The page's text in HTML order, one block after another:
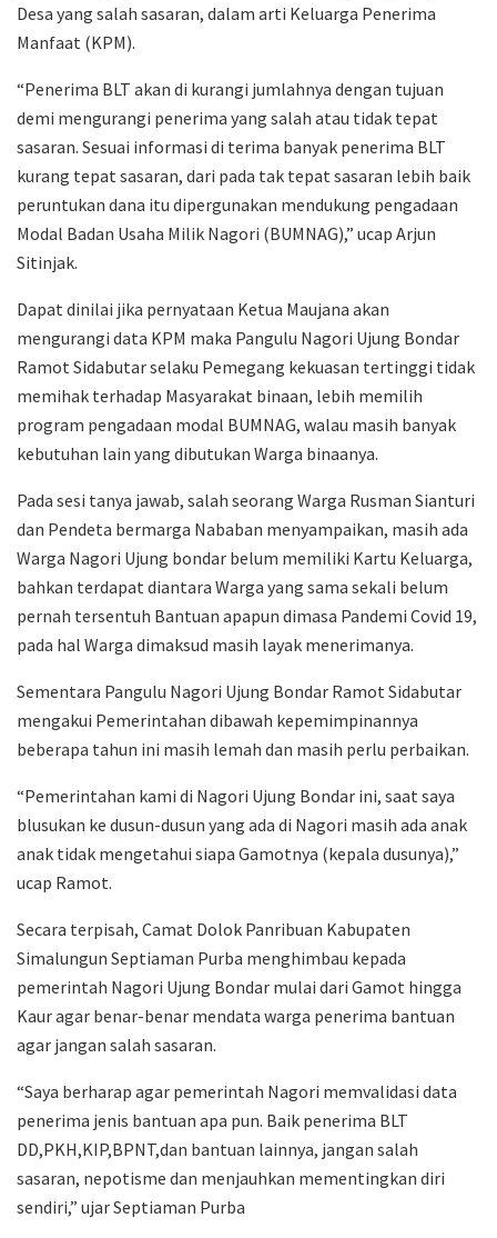
Desa yang salah sasaran, dalam arti Keluarga Penerima
Manfaat (KPM).
“Penerima BLT akan di kurangi jumlahnya dengan tujuan
demi mengurangi penerima yang salah atau tidak tepat
sasaran. Sesuai informasi di terima banyak penerima BLT
kurang tepat sasaran, dari pada tak tepat sasaran lebih baik
peruntukan dana itu dipergunakan mendukung pengadaan
Modal Badan Usaha Milik Nagori (BUMNAG),” ucap Arjun
Sitinjak.
Dapat dinilai jika pernyataan Ketua Maujana akan
mengurangi data KPM maka Pangulu Nagori Ujung Bondar
Ramot Sidabutar selaku Pemegang kekuasan tertinggi tidak
memihak terhadap Masyarakat binaan, lebih memilih
program pengadaan modal BUMNAG, walau masih banyak
kebutuhan lain yang dibutukan Warga binaanya.
Pada sesi tanya jawab, salah seorang Warga Rusman Sianturi
dan Pendeta bermarga Nababan menyampaikan, masih ada
Warga Nagori Ujung bondar belum memiliki Kartu Keluarga,
bahkan terdapat diantara Warga yang sama sekali belum
pernah tersentuh Bantuan apapun dimasa Pandemi Covid 19,
pada hal Warga dimaksud masih layak menerimanya.
Sementara Pangulu Nagori Ujung Bondar Ramot Sidabutar
mengakui Pemerintahan dibawah kepemimpinannya
beberapa tahun ini masih lemah dan masih perlu perbaikan.
“Pemerintahan kami di Nagori Ujung Bondar ini, saat saya
blusukan ke dusun-dusun yang ada di Nagori masih ada anak
anak tidak mengetahui siapa Gamotnya (kepala dusunya),”
ucap Ramot.
Secara terpisah, Camat Dolok Panribuan Kabupaten
Simalungun Septiaman Purba menghimbau kepada
pemerintah Nagori Ujung Bondar mulai dari Gamot hingga
Kaur agar benar-benar mendata warga penerima bantuan
agar jangan salah sasaran.
“Saya berharap agar pemerintah Nagori memvalidasi data
penerima jenis bantuan apa pun. Baik penerima BLT
DD,PKH,KIP,BPNT,dan bantuan lainnya, jangan salah
sasaran, nepotisme dan menjauhkan mementingkan diri
sendiri,” ujar Septiaman Purba